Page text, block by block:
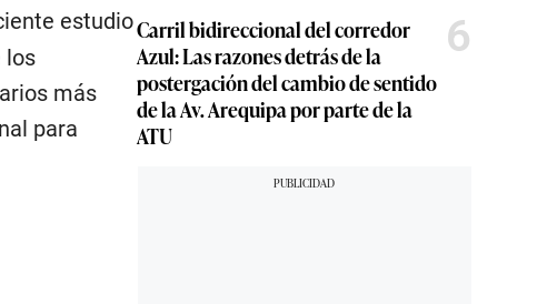
estudio
los
más
para
Carril bidireccional del corredor
Azul: Las razones detrás de la
postergación del cambio de sentido
de la Av. Arequipa por parte de la
ATU
6